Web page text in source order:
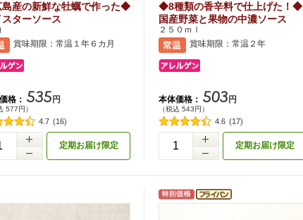
産の新鮮な牡蠣で作った◆
ターソース
賞味期限：常温１年６カ月
格： 535 円
577円）
4.7 (16)
定期お届け限定
◆8種類の香辛料で仕上げた！◆
国産野菜と果物の中濃ソース
２５０ｍｌ
賞味期限：常温２年
本体価格： 503 円
（税込 543円）
4.6 (17)
定期お届け限定
+
-